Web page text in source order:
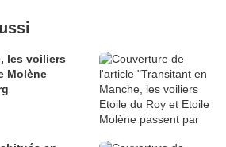
les voiliers
Molène